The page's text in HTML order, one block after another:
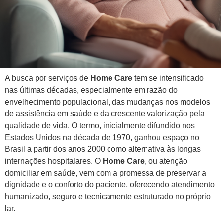
A busca por serviços de Home Care tem se intensificado
nas últimas décadas, especialmente em razão do
envelhecimento populacional, das mudanças nos modelos
de assistência em saúde e da crescente valorização pela
qualidade de vida. O termo, inicialmente difundido nos
Estados Unidos na década de 1970, ganhou espaço no
Brasil a partir dos anos 2000 como alternativa às longas
internações hospitalares. O Home Care, ou atenção
domiciliar em saúde, vem com a promessa de preservar a
dignidade e o conforto do paciente, oferecendo atendimento
humanizado, seguro e tecnicamente estruturado no próprio
lar.